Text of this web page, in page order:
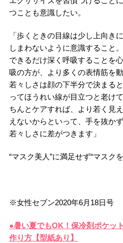
つことも意識したい。
「歩くときの目線は少し上向き
しまわないように意識すること
できるだけ深く呼吸することを
吸の方が、より多くの表情筋を
若々しさは顔の下半分で決まる
ってほうれい線が目立つと老け
ちんとケアすれば、より若く見
えないからといって、手を抜か
若々しさに差がつきます」
“マスク美人”に満足せず“マスク
※女性セブン2020年6月18日号
●暑い夏でもOK！保冷剤ポケッ
作り方【型紙あり】